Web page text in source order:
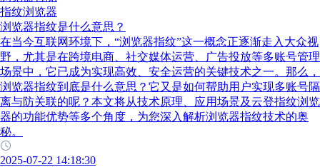
指纹浏览器
浏览器指纹是什么意思？
在当今互联网环境下，“浏览器指纹”这一概念正逐渐走入大众视
野，尤其是在跨境电商、社交媒体运营、广告投放等多账号管理
场景中，它已成为实现高效、安全运营的关键技术之一。那么，
浏览器指纹到底是什么意思？它又是如何帮助用户实现多账号隔
离与防关联的呢？本文将从技术原理、应用场景及云登指纹浏览
器的功能优势等多个角度，为您深入解析浏览器指纹技术的奥
秘。
2025-07-22 14:18:30